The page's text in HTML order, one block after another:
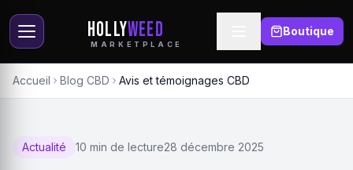
HOLLYWEED
MARKETPLACE
Boutique
Accueil Blog CBD Avis et témoignages CBD
Actualité 10 min de lecture28 décembre 2025